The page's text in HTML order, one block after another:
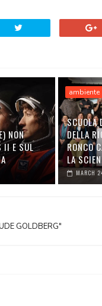
NON
II E SUL
ambiente
SCUOLA
DELLA
RONCO
LA
MARCH
GOLDBERG"